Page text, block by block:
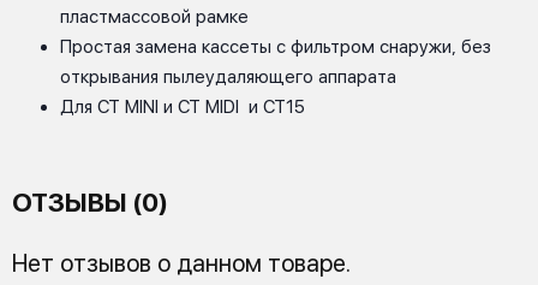
пластмассовой рамке
Простая замена кассеты с фильтром снаружи, без
открывания пылеудаляющего аппарата
Для CT MINI и CT MIDI и CT15
ОТЗЫВЫ (0)
Нет отзывов о данном товаре.